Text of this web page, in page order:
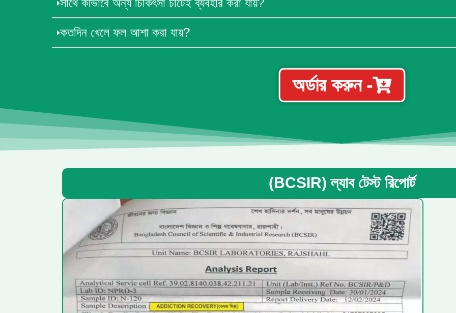
সাথে কীভাবে অন্য চিকিৎসা চার্টেই ব্যবহার করা যায়?
কতদিন খেলে ফল আশা করা যায়?
অর্ডার করুন -
(BCSIR) ল্যাব টেস্ট রিপোর্ট